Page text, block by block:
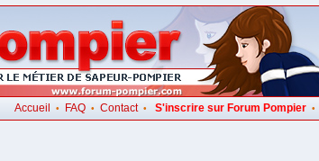
Accueil • FAQ• Contact• S'inscrire sur Forum Pompier•